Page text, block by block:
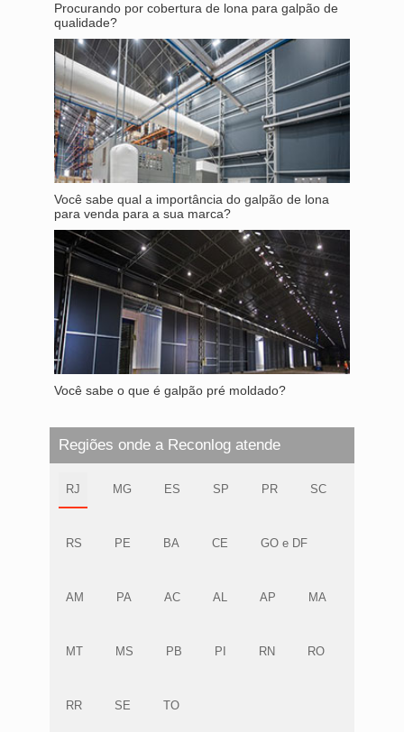
Procurando por cobertura de lona para galpão de
qualidade?
Você sabe qual a importância do galpão de lona
para venda para a sua marca?
Você sabe o que é galpão pré moldado?
Regiões onde a Reconlog atende
RJ MG ES SP PR SC
RS PE BA CE GO e DF
AM PA AC AL AP MA
MT MS PB PI RN RO
RR SE TO